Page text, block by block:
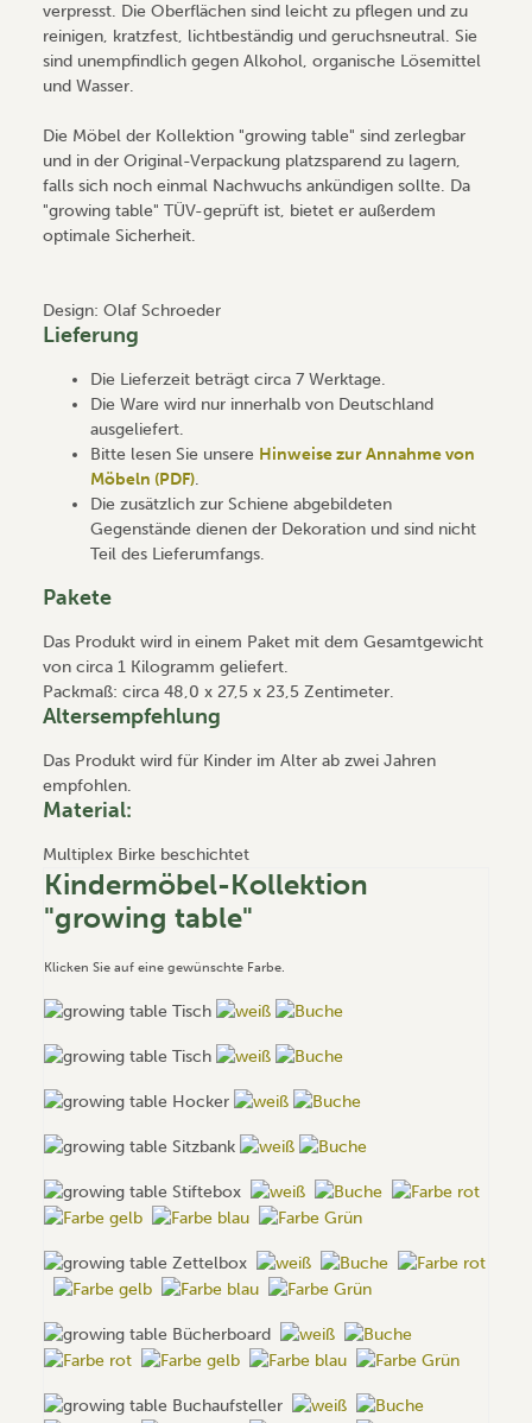
verpresst. Die Oberflächen sind leicht zu pflegen und zu
reinigen, kratzfest, lichtbeständig und geruchsneutral. Sie
sind unempfindlich gegen Alkohol, organische Lösemittel
und Wasser.
Die Möbel der Kollektion "growing table" sind zerlegbar
und in der Original-Verpackung platzsparend zu lagern,
falls sich noch einmal Nachwuchs ankündigen sollte. Da
"growing table" TÜV-geprüft ist, bietet er außerdem
optimale Sicherheit.
Design: Olaf Schroeder
Lieferung
Die Lieferzeit beträgt circa 7 Werktage.
Die Ware wird nur innerhalb von Deutschland
ausgeliefert.
Bitte lesen Sie unsere Hinweise zur Annahme von
Möbeln (PDF).
Die zusätzlich zur Schiene abgebildeten
Gegenstände dienen der Dekoration und sind nicht
Teil des Lieferumfangs.
Pakete
Das Produkt wird in einem Paket mit dem Gesamtgewicht
von circa 1 Kilogramm geliefert.
Packmaß: circa 48,0 x 27,5 x 23,5 Zentimeter.
Altersempfehlung
Das Produkt wird für Kinder im Alter ab zwei Jahren
empfohlen.
Material:
Multiplex Birke beschichtet
Kindermöbel-Kollektion
"growing table"
Klicken Sie auf eine gewünschte Farbe.